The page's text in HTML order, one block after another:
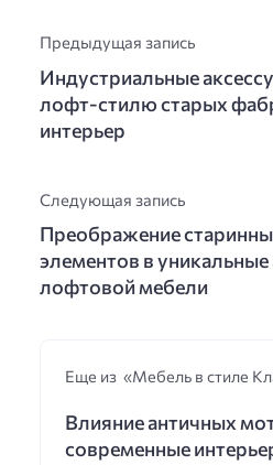
Предыдущая запись
Индустриальные
лофт-стилю старых
интерьер
Следующая запись
Преображение
элементов в
лофтовой мебели
Еще из «Мебель в стиле
Влияние античных
современные